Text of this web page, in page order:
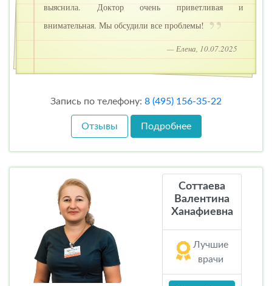
выяснила. Доктор очень приветливая и
внимательная. Мы обсудили все проблемы!
— Елена, 10.07.2025
Запись по телефону: 8 (495) 156-35-22
Отзывы Подробнее
Соттаева
Валентина
Ханафиевна
Лучшие
врачи